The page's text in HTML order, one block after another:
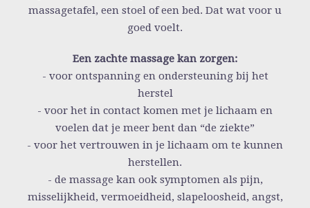
massagetafel, een stoel of een bed. Dat wat voor u
goed voelt.
Een zachte massage kan zorgen:
- voor ontspanning en ondersteuning bij het
herstel
- voor het in contact komen met je lichaam en
voelen dat je meer bent dan “de ziekte”
- voor het vertrouwen in je lichaam om te kunnen
herstellen.
- de massage kan ook symptomen als pijn,
misselijkheid, vermoeidheid, slapeloosheid, angst,